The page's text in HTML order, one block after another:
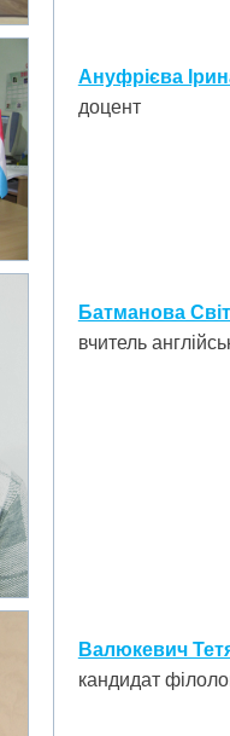
Ануфрієва
доцент
Батманова
вчитель
Валюкевич
кандидат